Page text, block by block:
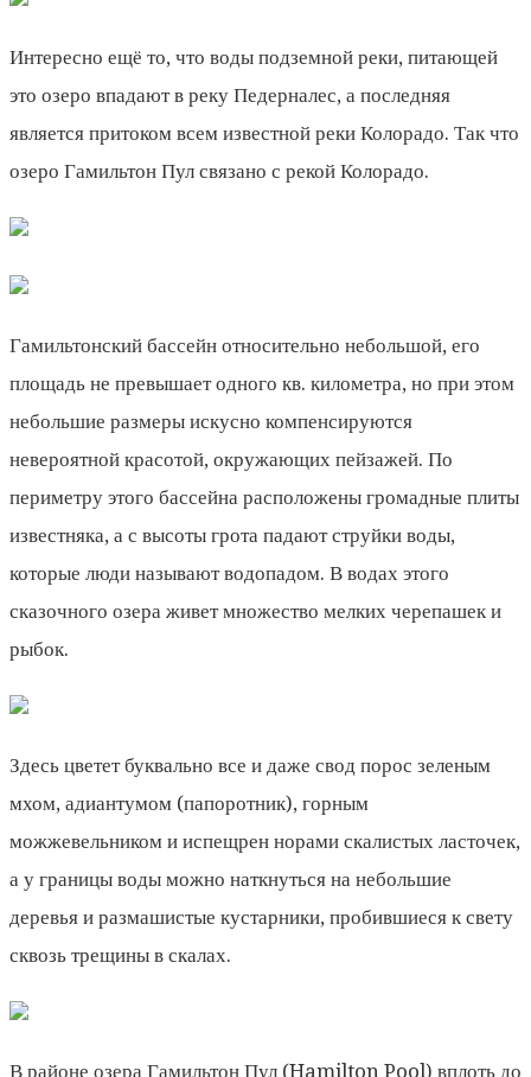
Интересно ещё то, что воды подземной реки, питающей
это озеро впадают в реку Педерналес, а последняя
является притоком всем известной реки Колорадо. Так что
озеро Гамильтон Пул связано с рекой Колорадо.
Гамильтонский бассейн относительно небольшой, его
площадь не превышает одного кв. километра, но при этом
небольшие размеры искусно компенсируются
невероятной красотой, окружающих пейзажей. По
периметру этого бассейна расположены громадные плиты
известняка, а с высоты грота падают струйки воды,
которые люди называют водопадом. В водах этого
сказочного озера живет множество мелких черепашек и
рыбок.
Здесь цветет буквально все и даже свод порос зеленым
мхом, адиантумом (папоротник), горным
можжевельником и испещрен норами скалистых ласточек,
а у границы воды можно наткнуться на небольшие
деревья и размашистые кустарники, пробившиеся к свету
сквозь трещины в скалах.
В районе озера Гамильтон Пул (Hamilton Pool) вплоть до